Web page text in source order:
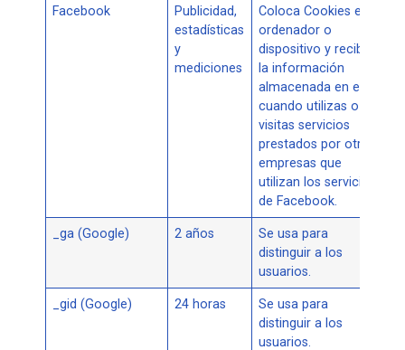
Facebook
Publicidad,
estadísticas
y
mediciones
Coloca Cookies en el
ordenador o
dispositivo y recibe
la información
almacenada en ellas
cuando utilizas o
visitas servicios
prestados por otras
empresas que
utilizan los servicios
de Facebook.
_ga (Google) 2 años
Se usa para
distinguir a los
usuarios.
_gid (Google) 24 horas
Se usa para
distinguir a los
usuarios.